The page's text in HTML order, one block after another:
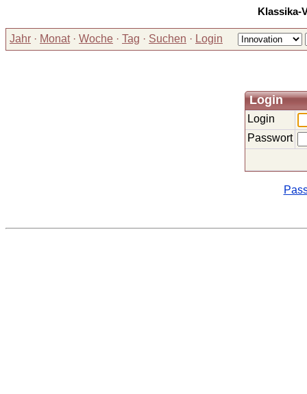
Klassika-
Jahr · Monat· Woche · Tag · Suchen · Login
Login
Login
Passwort